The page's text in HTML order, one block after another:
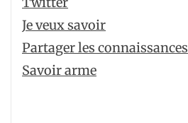
Je veux savoir
Partager les connaissances
Savoir arme